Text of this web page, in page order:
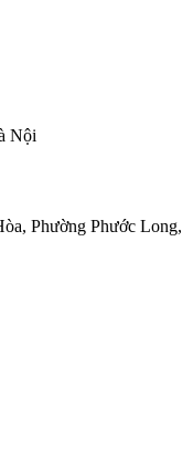
Nội
Phường Phước Long,